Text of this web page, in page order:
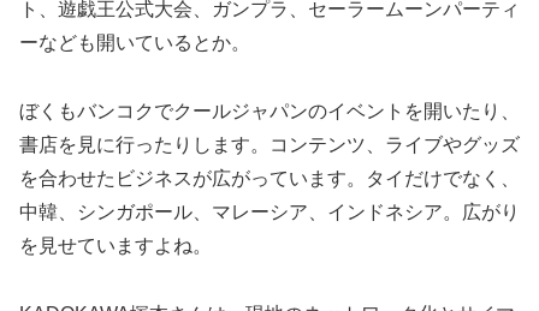
ト、遊戯王公式大会、ガンプラ、セーラームーンパーティ
ーなども開いているとか。
ぼくもバンコクでクールジャパンのイベントを開いたり、
書店を見に行ったりします。コンテンツ、ライブやグッズ
を合わせたビジネスが広がっています。タイだけでなく、
中韓、シンガポール、マレーシア、インドネシア。広がり
を見せていますよね。